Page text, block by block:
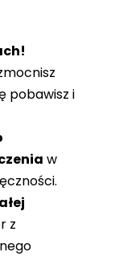
pobawisz i
w
z